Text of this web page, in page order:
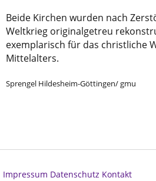
Beide Kirchen wurden nach
Weltkrieg originalgetreu
exemplarisch für das christliche
Mittelalters.
Sprengel Hildesheim-Göttingen/ gmu
Impressum Datenschutz Kontakt